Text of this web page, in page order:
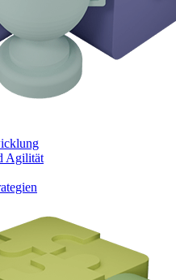
Agilität